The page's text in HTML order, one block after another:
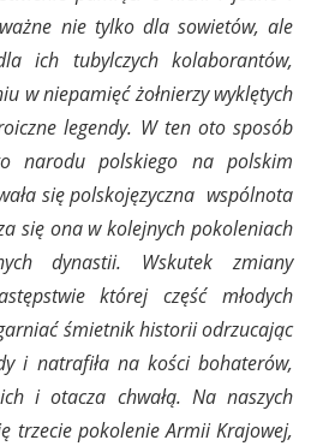
nie tylko dla sowietów, ale
ich tubylczych kolaborantów,
w niepamięć żołnierzy wyklętych
legendy. W ten oto sposób
narodu polskiego na polskim
się polskojęzyczna wspólnota
się ona w kolejnych pokoleniach
dynastii. Wskutek zmiany
której część młodych
śmietnik historii odrzucając
i natrafiła na kości bohaterów,
i otacza chwałą. Na naszych
trzecie pokolenie Armii Krajowej,